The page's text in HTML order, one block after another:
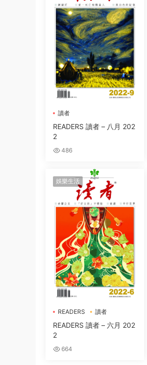
讀者
READERS 讀者 – 八月 202
2
486
娛樂生活
READERS 讀者
READERS 讀者 – 六月 202
2
664